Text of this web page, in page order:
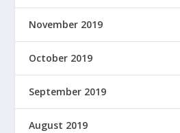
November 2019
October 2019
September 2019
August 2019